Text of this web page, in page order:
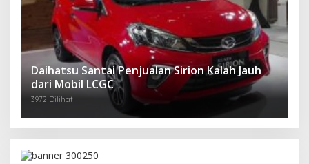
Daihatsu Santai Penjualan Sirion Kalah Jauh
dari Mobil LCGC
3972 Dilihat